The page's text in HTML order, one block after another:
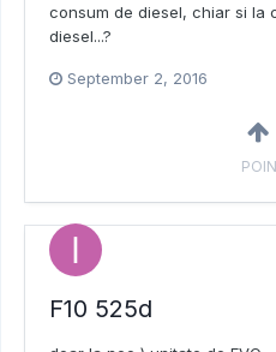
consum de diesel, chiar si la
diesel...?
September 2, 2016
F10 525d